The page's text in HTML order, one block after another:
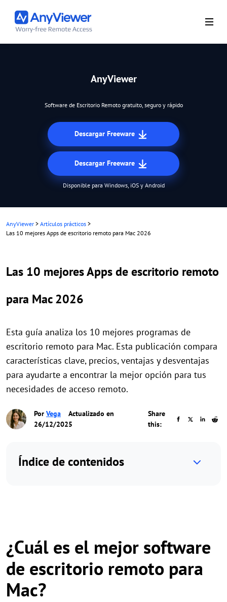
AnyViewer
Software de Escritorio Remoto gratuito, seguro y rápido
Descargar Freeware
Descargar Freeware
Disponible para Windows, iOS y Android
AnyViewer > Artículos prácticos >
Las 10 mejores Apps de escritorio remoto para Mac 2026
Las 10 mejores Apps de escritorio remoto
para Mac 2026
Esta guía analiza los 10 mejores programas de
escritorio remoto para Mac. Esta publicación compara
características clave, precios, ventajas y desventajas
para ayudarte a encontrar la mejor opción para tus
necesidades de acceso remoto.
Por Vega
Actualizado en
26/12/2025
Share
this:
Índice de contenidos
¿Cuál es el mejor software
de escritorio remoto para
Mac?